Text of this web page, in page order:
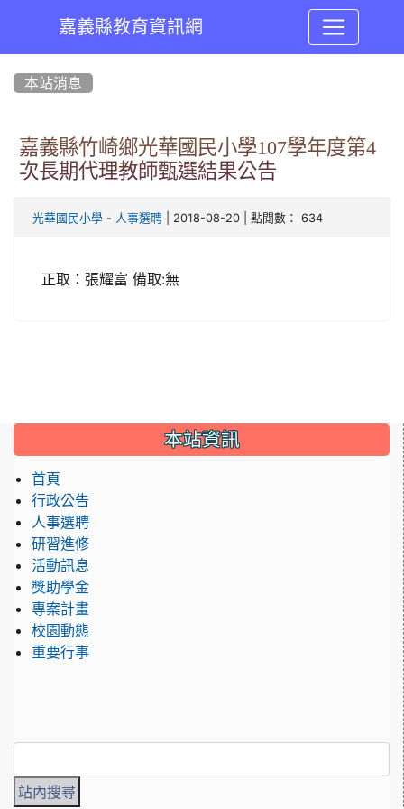
嘉義縣教育資訊網
本站消息
嘉義縣竹崎鄉光華國民小學107學年度第4
次長期代理教師甄選結果公告
光華國民小學 - 人事選聘 | 2018-08-20 | 點閱數： 634
正取：張耀富 備取:無
::: 本站資訊
首頁
行政公告
人事選聘
研習進修
活動訊息
獎助學金
專案計畫
校園動態
重要行事